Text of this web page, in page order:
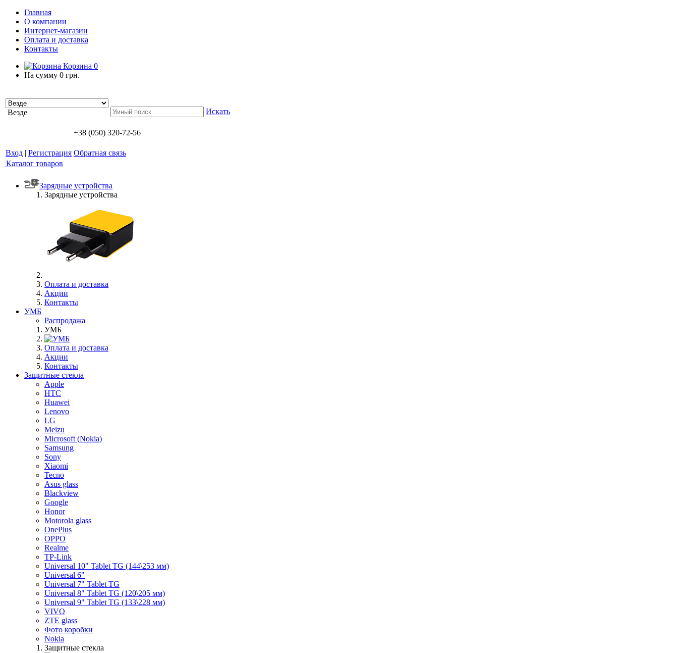
Главная
О компании
Интернет-магазин
Оплата и доставка
Контакты
Корзина 0
На сумму 0 грн.
Везде Искать
+38 (050) 320-72-56
Вход | Регистрация Обратная связь
Каталог товаров
Зарядные устройства
Зарядные устройства
Оплата и доставка
Акции
Контакты
УМБ
Распродажа
УМБ
Оплата и доставка
Акции
Контакты
Защитные стекла
Apple
HTC
Huawei
Lenovo
LG
Meizu
Microsoft (Nokia)
Samsung
Sony
Xiaomi
Tecno
Asus glass
Blackview
Google
Honor
Motorola glass
OnePlus
OPPO
Realme
TP-Link
Universal 10" Tablet TG (144\253 мм)
Universal 6"
Universal 7" Tablet TG
Universal 8" Tablet TG (120\205 мм)
Universal 9" Tablet TG (133\228 мм)
VIVO
ZTE glass
Фото коробки
Nokia
Защитные стекла